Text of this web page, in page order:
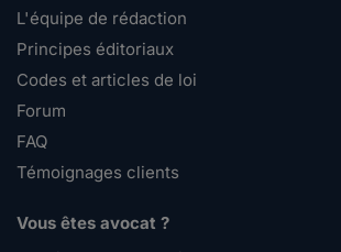
L'équipe de rédaction
Principes éditoriaux
Codes et articles de loi
Forum
FAQ
Témoignages clients
Vous êtes avocat ?